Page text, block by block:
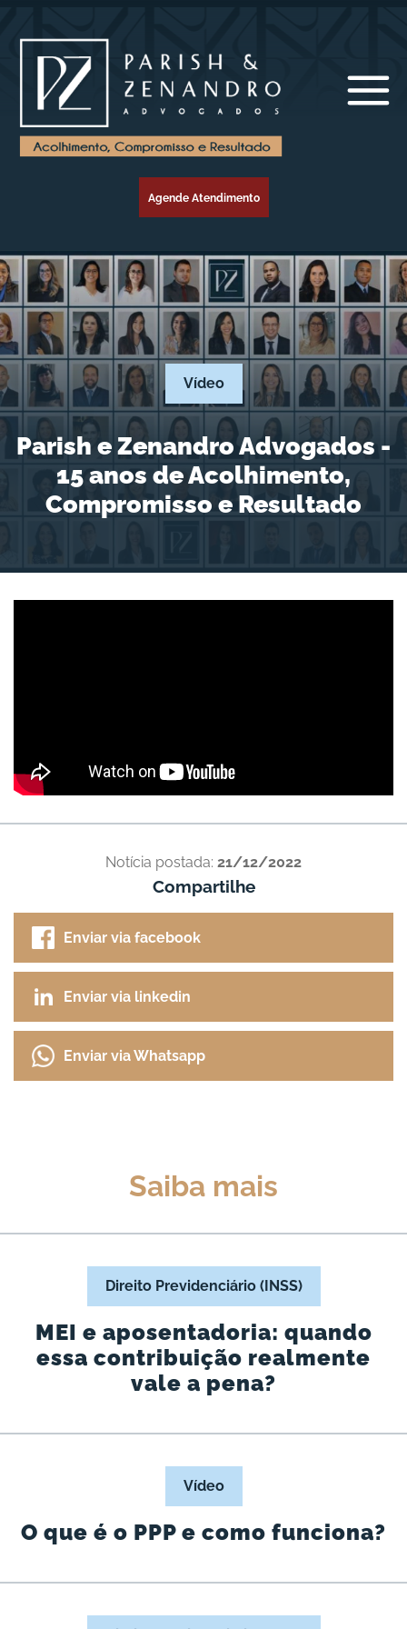
Agende Atendimento
Vídeo
Parish e Zenandro Advogados -
15 anos de Acolhimento,
Compromisso e Resultado
Notícia postada: 21/12/2022
Compartilhe
Enviar via facebook
Enviar via linkedin
Enviar via Whatsapp
Saiba mais
Direito Previdenciário (INSS)
MEI e aposentadoria: quando
essa contribuição realmente
vale a pena?
Vídeo
O que é o PPP e como funciona?